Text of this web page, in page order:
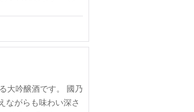
大吟醸酒です。 國乃
ながらも味わい深さ